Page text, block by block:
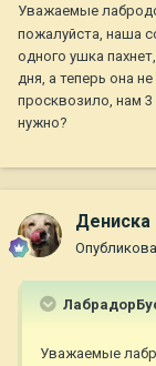
Уважаемые
пожалуйста, наша
одного ушка
дня, а теперь она
просквозило, нам
нужно?
Дениска
Уважаемые